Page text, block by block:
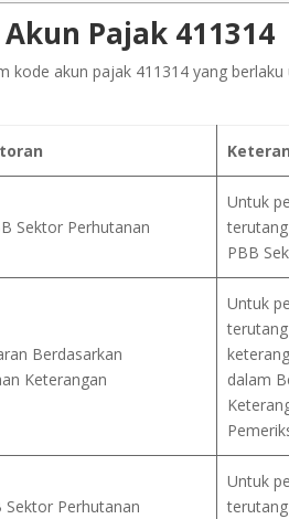
Pajak 411314
kode akun pajak 411314 yang
Sektor Perhutanan
Untuk
PBB
Berdasarkan
Keterangan
Untuk
dalam
Sektor Perhutanan
Untuk